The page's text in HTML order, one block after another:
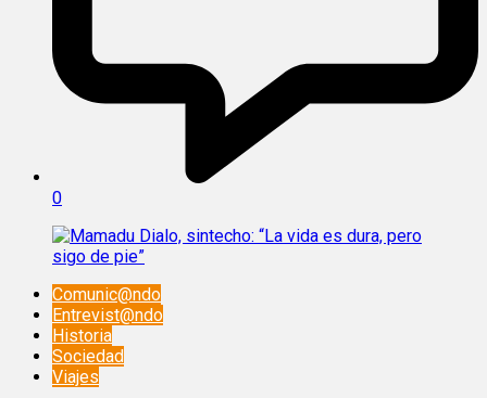
0
Comunic@ndo
Entrevist@ndo
Historia
Sociedad
Viajes